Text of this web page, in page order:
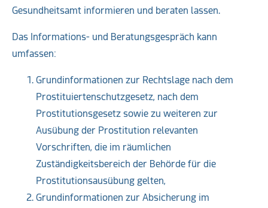
Gesundheitsamt informieren und beraten lassen.
Das Informations- und Beratungsgespräch kann
umfassen:
Grundinformationen zur Rechtslage nach dem
Prostituiertenschutzgesetz, nach dem
Prostitutionsgesetz sowie zu weiteren zur
Ausübung der Prostitution relevanten
Vorschriften, die im räumlichen
Zuständigkeitsbereich der Behörde für die
Prostitutionsausübung gelten,
Grundinformationen zur Absicherung im